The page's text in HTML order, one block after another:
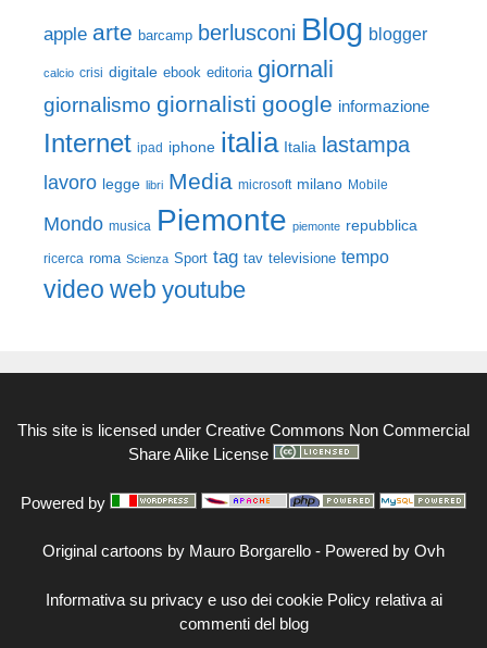
apple arte barcamp berlusconi Blog blogger
calcio crisi digitale ebook editoria giornali
giornalismo giornalisti google informazione
Internet ipad iphone italia Italia lastampa
lavoro legge libri Media microsoft milano Mobile
Mondo musica Piemonte piemonte repubblica
ricerca roma Scienza Sport tag tav televisione tempo
video web youtube
This site is licensed under Creative Commons Non Commercial
Share Alike License
Powered by
Original cartoons by Mauro Borgarello - Powered by Ovh
Informativa su privacy e uso dei cookie Policy relativa ai
commenti del blog